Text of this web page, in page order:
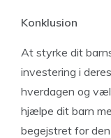
Konklusion
At styrke dit
investering i
hverdagen og
hjælpe dit barn
begejstret for